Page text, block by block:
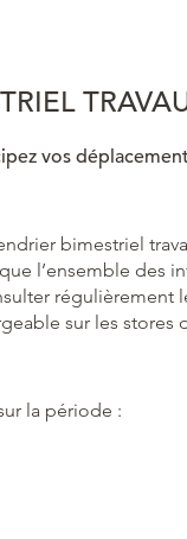
vos
bimestriel
l’ensemble des
régulièrement
sur les stores
la période :